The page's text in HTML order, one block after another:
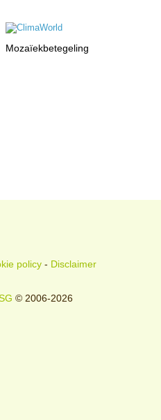
Mozaïekbetegeling
policy- Disclaimer
© 2006-2026